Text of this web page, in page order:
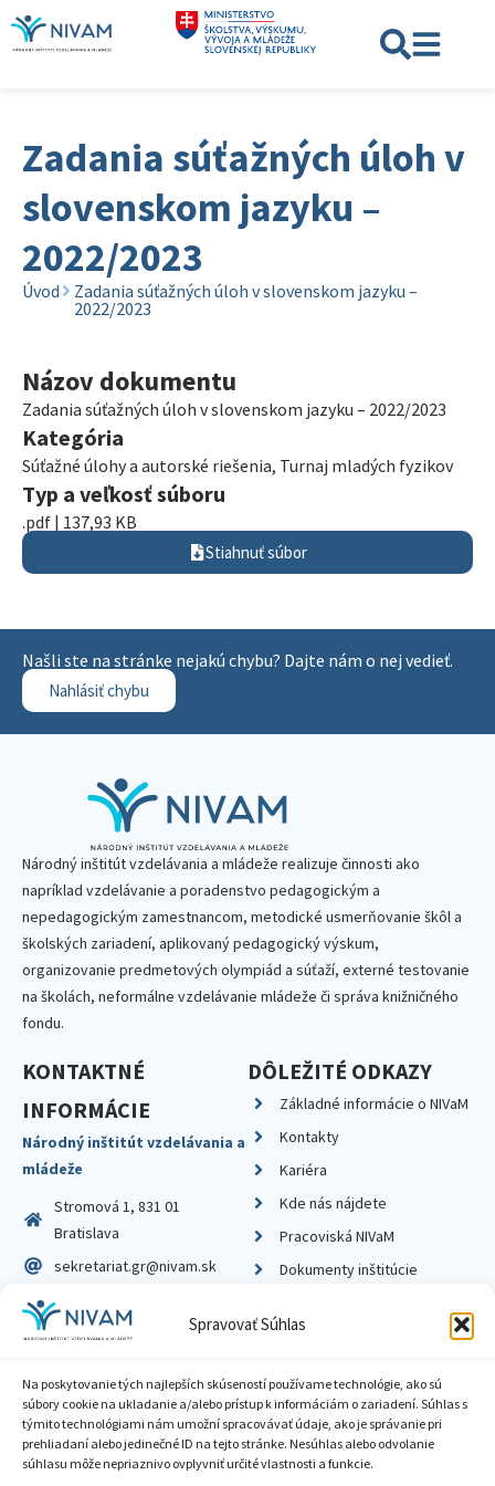
Spravovať Súhlas
Na poskytovanie tých najlepších skúseností používame technológie, ako sú
súbory cookie na ukladanie a/alebo prístup k informáciám o zariadení. Súhlas s
týmito technológiami nám umožní spracovávať údaje, ako je správanie pri
prehliadaní alebo jedinečné ID na tejto stránke. Nesúhlas alebo odvolanie
súhlasu môže nepriaznivo ovplyvniť určité vlastnosti a funkcie.
Zadania súťažných úloh v
slovenskom jazyku –
2022/2023
Úvod
Zadania súťažných úloh v slovenskom jazyku –
2022/2023
Názov dokumentu
Zadania súťažných úloh v slovenskom jazyku – 2022/2023
Kategória
Súťažné úlohy a autorské riešenia, Turnaj mladých fyzikov
Typ a veľkosť súboru
.pdf | 137,93 KB
Stiahnuť súbor
Našli ste na stránke nejakú chybu? Dajte nám o nej vedieť.
Nahlásiť chybu
Národný inštitút vzdelávania a mládeže realizuje činnosti ako
napríklad vzdelávanie a poradenstvo pedagogickým a
nepedagogickým zamestnancom, metodické usmerňovanie škôl a
školských zariadení, aplikovaný pedagogický výskum,
organizovanie predmetových olympiád a súťaží, externé testovanie
na školách, neformálne vzdelávanie mládeže či správa knižničného
fondu.
KONTAKTNÉ
INFORMÁCIE
Národný inštitút vzdelávania a
mládeže
Stromová 1, 831 01
Bratislava
sekretariat.gr@nivam.sk
IČO: 00164348
DIČ: 2020798714
DÔLEŽITÉ ODKAZY
Základné informácie o NIVaM
Kontakty
Kariéra
Kde nás nájdete
Pracoviská NIVaM
Dokumenty inštitúcie
Zásady ochrany súkromia